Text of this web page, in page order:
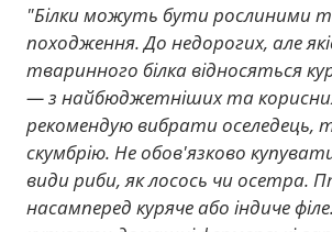
"Білки можуть бути рослиними
походження. До недорогих, але
тваринного білка відносяться
— з найбюджетніших та
рекомендую вибрати оселедець,
скумбрію. Не обов'язково
види риби, як лосось чи осетра.
насамперед куряче або індиче